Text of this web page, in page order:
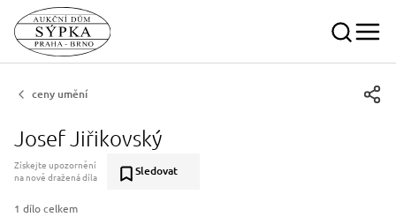
ceny umění
Josef Jiřikovský
Získejte upozornění
na nově dražená díla
Sledovat
1 dílo celkem